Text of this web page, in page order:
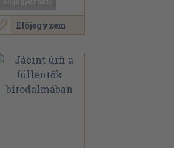
Előjegyzem